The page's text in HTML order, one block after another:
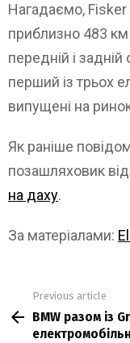
Нагадаємо,
приблизно 483
передній і
перший із трьох
випущені на
Як раніше
позашляховик
на даху.
За матеріалами:
more
Previous article
BMW разом із